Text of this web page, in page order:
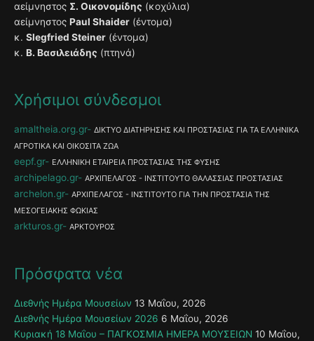
αείμνηστος Σ. Οικονομίδης (κοχύλια)
αείμνηστος Paul Shaider (έντομα)
κ. Slegfried Steiner (έντομα)
κ. Β. Βασιλειάδης (πτηνά)
Χρήσιμοι σύνδεσμοι
amaltheia.org.gr
ΔΙΚΤΥΟ ΔΙΑΤΗΡΗΣΗΣ ΚΑΙ ΠΡΟΣΤΑΣΙΑΣ ΓΙΑ ΤΑ ΕΛΛΗΝΙΚΑ
ΑΓΡΟΤΙΚΑ ΚΑΙ ΟΙΚΟΣΙΤΑ ΖΩΑ
eepf.gr ΕΛΛΗΝΙΚΗ ΕΤΑΙΡΕΙΑ ΠΡΟΣΤΑΣΙΑΣ ΤΗΣ ΦΥΣΗΣ
archipelago.gr ΑΡΧΙΠΕΛΑΓΟΣ - ΙΝΣΤΙΤΟΥΤΟ ΘΑΛΑΣΣΙΑΣ ΠΡΟΣΤΑΣΙΑΣ
archelon.gr
ΑΡΧΙΠΕΛΑΓΟΣ - ΙΝΣΤΙΤΟΥΤΟ ΓΙΑ ΤΗΝ ΠΡΟΣΤΑΣΙΑ ΤΗΣ
ΜΕΣΟΓΕΙΑΚΗΣ ΦΩΚΙΑΣ
arkturos.gr ΑΡΚΤΟΥΡΟΣ
Πρόσφατα νέα
Διεθνής Ημέρα Μουσείων 13 Μαΐου, 2026
Διεθνής Ημέρα Μουσείων 2026 6 Μαΐου, 2026
Κυριακή 18 Μαΐου – ΠΑΓΚΟΣΜΙΑ ΗΜΕΡΑ ΜΟΥΣΕΙΩΝ 10 Μαΐου,